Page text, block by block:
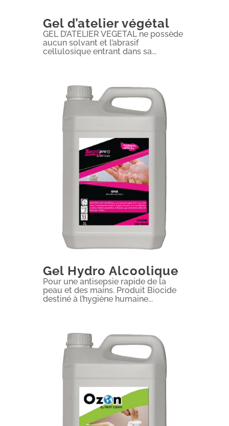
Gel d’atelier végétal
GEL D’ATELIER VEGETAL ne possède
aucun solvant et l’abrasif
cellulosique entrant dans sa...
Gel Hydro Alcoolique
Pour une antisepsie rapide de la
peau et des mains. Produit Biocide
destiné à l’hygiène humaine...